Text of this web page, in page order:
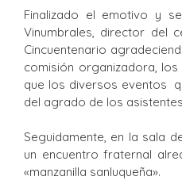
Finalizado el emotivo y
Vinumbrales, director del
Cincuentenario
comisión organizadora,
que los diversos eventos
del agrado de los
Seguidamente, en la sala
un encuentro fraternal
«manzanilla sanluqueña».